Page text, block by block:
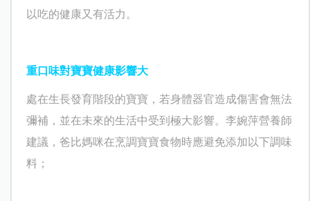
以吃的健康又有活力。
重口味對寶寶健康影響大
處在生長發育階段的寶寶，若身體器官造成傷害會無法
彌補，並在未來的生活中受到極大影響。李婉萍營養師
建議，爸比媽咪在烹調寶寶食物時應避免添加以下調味
料；